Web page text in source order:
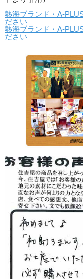
熱海ブランド・A-
ださい
熱海ブランド・A-
ださい